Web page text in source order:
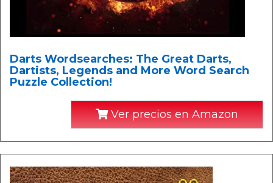
Darts Wordsearches: The Great Darts,
Dartists, Legends and More Word Search
Puzzle Collection!
Ver precios en Amazon